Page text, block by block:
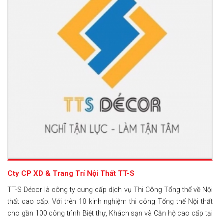
Cty CP XD & Trang Trí Nội Thất TT-S
TT-S Décor là công ty cung cấp dịch vụ Thi Công Tổng thể về Nội
thất cao cấp. Với trên 10 kinh nghiệm thi công Tổng thể Nội thất
cho gần 100 công trình Biệt thự, Khách sạn và Căn hộ cao cấp tại